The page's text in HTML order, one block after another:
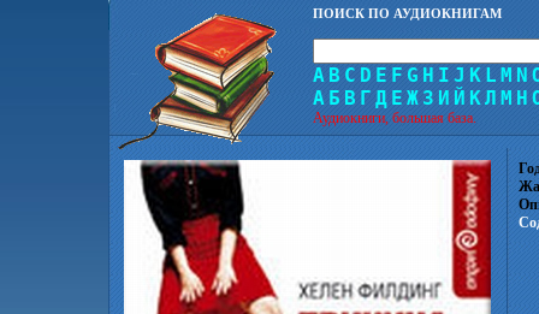
ПОИСК ПО АУДИОКНИГАМ
A B C D E F G H I J K L M N
А Б В Г Д Е Ж З И Й КЛ М Н
Аудиокниги, большая база.